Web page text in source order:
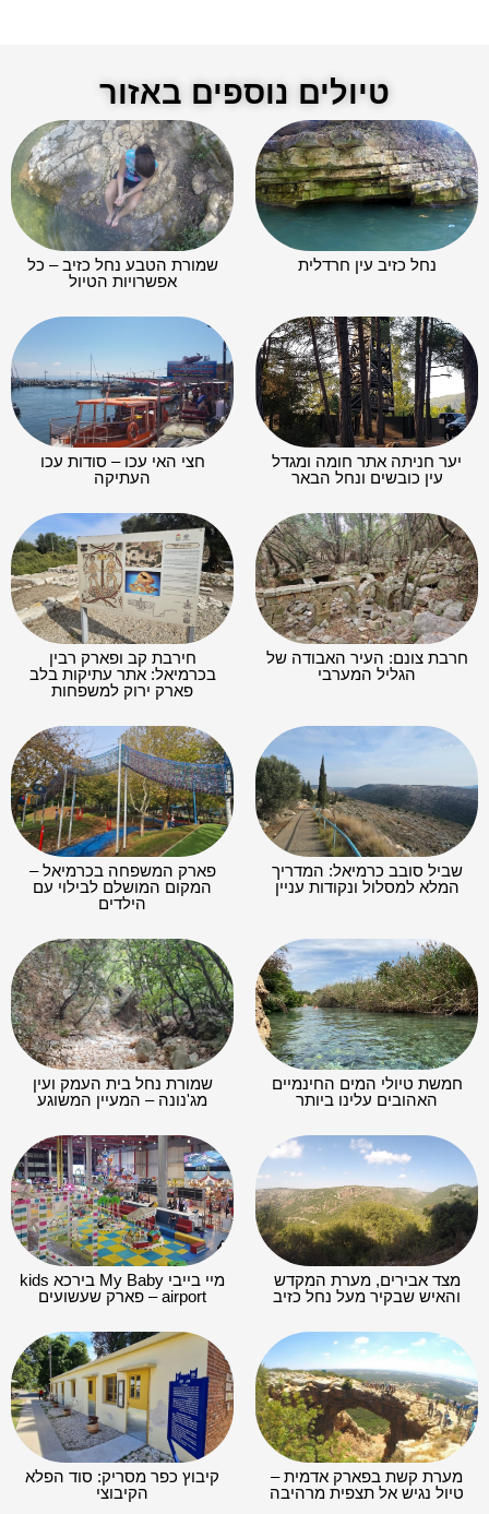
טיולים נוספים באזור
נחל כזיב עין חרדלית
שמורת הטבע נחל כזיב – כל
אפשרויות הטיול
יער חניתה אתר חומה ומגדל
עין כובשים ונחל הבאר
חצי האי עכו – סודות עכו
העתיקה
חרבת צונם: העיר האבודה של
הגליל המערבי
חירבת קב ופארק רבין
בכרמיאל: אתר עתיקות בלב
פארק ירוק למשפחות
שביל סובב כרמיאל: המדריך
המלא למסלול ונקודות עניין
פארק המשפחה בכרמיאל –
המקום המושלם לבילוי עם
הילדים
חמשת טיולי המים החינמיים
האהובים עלינו ביותר
שמורת נחל בית העמק ועין
מג'נונה – המעיין המשוגע
מצד אבירים, מערת המקדש
והאיש שבקיר מעל נחל כזיב
מיי בייבי My Baby בירכא kids
airport – פארק שעשועים
מערת קשת בפארק אדמית –
טיול נגיש אל תצפית מרהיבה
קיבוץ כפר מסריק: סוד הפלא
הקיבוצי